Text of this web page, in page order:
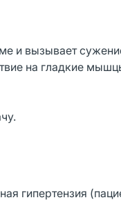
и вызывает
на гладкие
гипертензия